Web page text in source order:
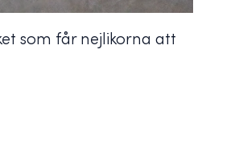
som får nejlikorna att